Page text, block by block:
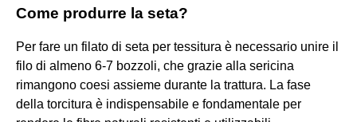
Come produrre la seta?
Per fare un filato di seta per tessitura è necessario unire il
filo di almeno 6-7 bozzoli, che grazie alla sericina
rimangono coesi assieme durante la trattura. La fase
della torcitura è indispensabile e fondamentale per